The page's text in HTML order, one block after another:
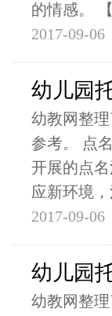
的情感。
2017-09-06
幼儿园
幼教网整
参考。 点
开展的点
应新环境
2017-09-06
幼儿园
幼教网整